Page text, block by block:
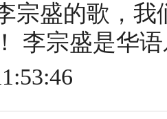
宗盛的歌，
李宗盛是华